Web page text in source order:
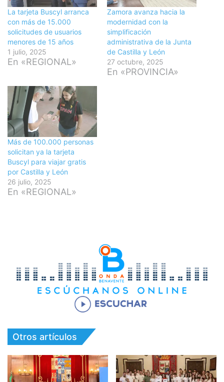
La tarjeta Buscyl arranca
con más de 15.000
solicitudes de usuarios
menores de 15 años
1 julio, 2025
En «REGIONAL»
Zamora avanza hacia la
modernidad con la
simplificación
administrativa de la Junta
de Castilla y León
27 octubre, 2025
En «PROVINCIA»
Más de 100.000 personas
solicitan ya la tarjeta
Buscyl para viajar gratis
por Castilla y León
26 julio, 2025
En «REGIONAL»
Otros artículos